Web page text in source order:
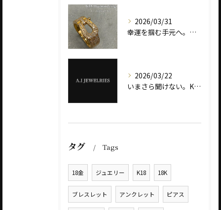
2026/03/31
幸運を掴む手元へ。ダイヤモンド ホースシューリング ― K18とプラチナ900で選ぶ、意味と輝き ―
2026/03/22
いまさら聞けない。K18とK24の違いとは？ ― ゴールドジュエリー選びで失敗しない基礎知識 ―
タグ Tags
18金 ジュエリー K18 18K
ブレスレット アンクレット ピアス